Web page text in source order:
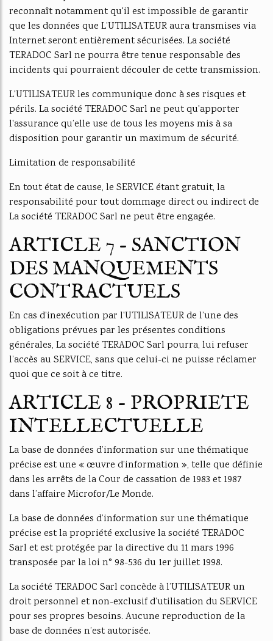
reconnaît notamment qu'il est impossible de garantir
que les données que L’UTILISATEUR aura transmises via
Internet seront entièrement sécurisées. La société
TERADOC Sarl ne pourra être tenue responsable des
incidents qui pourraient découler de cette transmission.
L'UTILISATEUR les communique donc à ses risques et
périls. La société TERADOC Sarl ne peut qu'apporter
l'assurance qu’elle use de tous les moyens mis à sa
disposition pour garantir un maximum de sécurité.
Limitation de responsabilité
En tout état de cause, le SERVICE étant gratuit, la
responsabilité pour tout dommage direct ou indirect de
La société TERADOC Sarl ne peut être engagée.
ARTICLE 7 - SANCTION
DES MANQUEMENTS
CONTRACTUELS
En cas d’inexécution par l'UTILISATEUR de l’une des
obligations prévues par les présentes conditions
générales, La société TERADOC Sarl pourra, lui refuser
l’accès au SERVICE, sans que celui-ci ne puisse réclamer
quoi que ce soit à ce titre.
ARTICLE 8 - PROPRIETE
INTELLECTUELLE
La base de données d’information sur une thématique
précise est une « œuvre d’information », telle que définie
dans les arrêts de la Cour de cassation de 1983 et 1987
dans l’affaire Microfor/Le Monde.
La base de données d’information sur une thématique
précise est la propriété exclusive la société TERADOC
Sarl et est protégée par la directive du 11 mars 1996
transposée par la loi n° 98-536 du 1er juillet 1998.
La société TERADOC Sarl concède à l’UTILISATEUR un
droit personnel et non-exclusif d’utilisation du SERVICE
pour ses propres besoins. Aucune reproduction de la
base de données n’est autorisée.